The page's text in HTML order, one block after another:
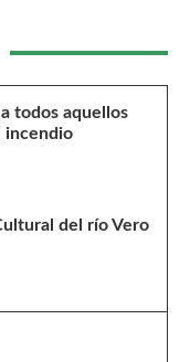
todos aquellos
incendio
del río Vero